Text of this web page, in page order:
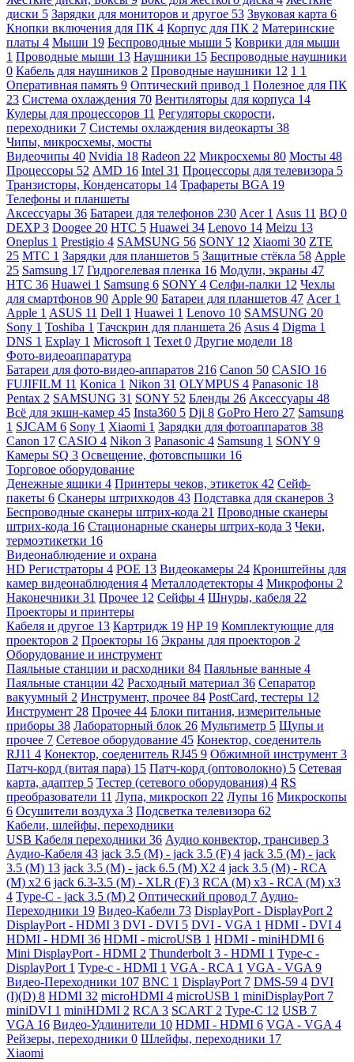
диски 5 Зарядки для мониторов и другое 53 Звуковая карта 6
Кнопки включения для ПК 4 Корпус для ПК 2 Материнские
платы 4 Мыши 19 Беспроводные мыши 5 Коврики для мыши
1 Проводные мыши 13 Наушники 15 Беспроводные наушники
0 Кабель для наушников 2 Проводные наушники 12 1 1
Оперативная память 9 Оптический привод 1 Полезное для ПК
23 Система охлаждения 70 Вентиляторы для корпуса 14
Кулеры для процессоров 11 Регуляторы скорости,
переходники 7 Системы охлаждения видеокарты 38
Чипы, микросхемы, мосты
Видеочипы 40 Nvidia 18 Radeon 22 Микросхемы 80 Мосты 48
Процессоры 52 AMD 16 Intel 31 Процессоры для телевизора 5
Транзисторы, Конденсаторы 14 Трафареты BGA 19
Телефоны и планшеты
Аксессуары 36 Батареи для телефонов 230 Acer 1 Asus 11 BQ 0
DEXP3 Doogee 20 HTC 5 Huawei 34 Lenovo 14 Meizu 13
Oneplus 1 Prestigio 4 SAMSUNG 56 SONY 12 Xiaomi 30 ZTE
25 МТС 1 Зарядки для планшетов 5 Защитные стёкла 58 Apple
25 Samsung 17 Гидрогелевая пленка 16 Модули, экраны 47
HTC 36 Huawei 1 Samsung 6 SONY 4 Селфи-палки 12 Чехлы
для смартфонов 90 Apple 90 Батареи для планшетов 47 Acer 1
Apple 1 ASUS 11 Dell 1 Huawei 1 Lenovo 10 SAMSUNG 20
Sony 1 Toshiba 1 Тачскрин для планшета 26 Asus 4 Digma 1
DNS 1 Explay 1 Microsoft 1 Texet 0 Другие модели 18
Фото-видеоаппаратура
Батареи для фото-видео-аппаратов 216 Canon 50 CASIO 16
FUJIFILM 11 Konica 1 Nikon 31 OLYMPUS 4 Panasonic 18
Pentax 2 SAMSUNG 31 SONY 52 Бленды 26 Аксессуары 48
Всё для экшн-камер 45 Insta360 5 Dji 8 GoPro Hero 27 Samsung
1 SJCAM 6 Sony 1 Xiaomi 1 Зарядки для фотоаппаратов 38
Canon 17 CASIO 4 Nikon 3 Panasonic 4 Samsung 1 SONY 9
Камеры SQ 3 Освещение, фотовспышки 16
Торговое оборудование
Денежные ящики 4 Принтеры чеков, этикеток 42 Сейф-
пакеты 6 Сканеры штрихкодов 43 Подставка для сканеров 3
Беспроводные сканеры штрих-кода 21 Проводные сканеры
штрих-кода 16 Стационарные сканеры штрих-кода 3 Чеки,
термоэтикетки 16
Видеонаблюдение и охрана
HD Регистраторы 4 POE 13 Видеокамеры 24 Кронштейны для
камер видеонаблюдения 4 Металлодетекторы 4 Микрофоны 2
Наконечники 31 Прочее 12 Сейфы 4 Шнуры, кабеля 22
Проекторы и принтеры
Кабеля и другое 13 Картридж 19 HP 19 Комплектующие для
проекторов 2 Проекторы 16 Экраны для проекторов 2
Оборудование и инструмент
Паяльные станции и расходники 84 Паяльные ванные 4
Паяльные станции 42 Расходный материал 36 Сепаратор
вакуумный 2 Инструмент, прочее 84 PostCard, тестеры 12
Инструмент 28 Прочее 44 Блоки питания, измерительные
приборы 38 Лабораторный блок 26 Мультиметр 5 Щупы и
прочее 7 Сетевое оборудование 45 Конектор, соеденитель
RJ11 4 Конектор, соеденитель RJ45 9 Обжимной инструмент 3
Патч-корд (витая пара) 15 Патч-корд (оптоволокно) 5 Сетевая
карта, адаптер 5 Тестер (сетевого оборудования) 4 RS
преобразователи 11 Лупа, микроскоп 22 Лупы 16 Микроскопы
6 Осушители воздуха 3 Подсветка телевизора 62
Кабели, шлейфы, переходники
USB Кабеля переходники 36 Аудио конвектор, трансивер 3
Аудио-Кабеля 43 jack 3.5 (M) - jack 3.5 (F) 4 jack 3.5 (M) - jack
3.5 (M) 13 jack 3.5 (M) - jack 6.5 (M) X2 4 jack 3.5 (M) - RCA
(M) x2 6 jack 6.3-3.5 (M) - XLR (F) 3 RCA (M) x3 - RCA (M) x3
4 Type-C - jack 3.5 (M) 2 Оптический провод 7 Аудио-
Переходники 19 Видео-Кабели 73 DisplayPort - DisplayPort 2
DisplayPort - HDMI 3 DVI - DVI 5 DVI - VGA 1 HDMI - DVI 4
HDMI - HDMI 36 HDMI - microUSB 1 HDMI - miniHDMI 6
Mini DisplayPort - HDMI 2 Thunderbolt 3 - HDMI 1 Type-c -
DisplayPort 1 Type-c - HDMI 1 VGA - RCA 1 VGA - VGA 9
Видео-Переходники 107 BNC 1 DisplayPort 7 DMS-59 4 DVI
(I)(D) 8 HDMI 32 microHDMI 4 microUSB 1 miniDisplayPort 7
miniDVI 1 miniHDMI 2 RCA 3 SCART 2 Type-C 12 USB 7
VGA 16 Видео-Удлинители 10 HDMI - HDMI 6 VGA - VGA 4
Рейзеры, переходники 0 Шлейфы, переходники 17
Xiaomi